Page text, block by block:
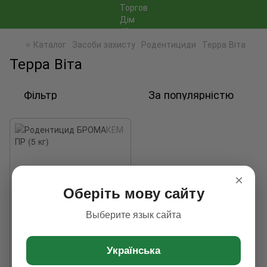
⭐ Каталог Засоби захисту Родентициди Терра Віта
Терра Віта
Фільтр За популярністю
Родентицид БРОМАКЕМ ПР (5
кг)
×
Оберіть мову сайту
Выберите язык сайта
Українська